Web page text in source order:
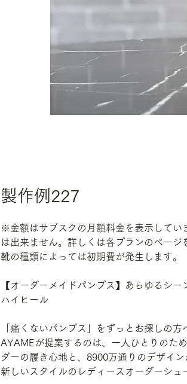
製作例227
※金額はサブスクの月額料金を表示してい
は出来ません。詳しくは各プランのペー
靴の種類によっては初期費が発生します。
【オーダーメイドパンプス】あらゆるシ
ハイヒール
「痛くないパンプス」をずっとお探しの
AYAMEが提案するのは、一人ひとりのた
ダーの履き心地と、8900万通りのデザイン
新しいスタイルのレディースオーダーシュ